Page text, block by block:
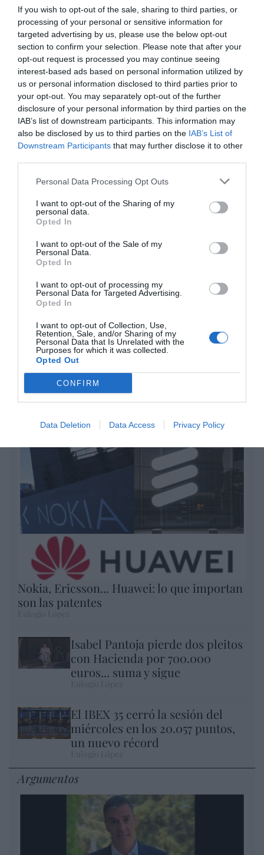
If you wish to opt-out of the sale, sharing to third parties, or
processing of your personal or sensitive information for
targeted advertising by us, please use the below opt-out
section to confirm your selection. Please note that after your
opt-out request is processed you may continue seeing
interest-based ads based on personal information utilized by
us or personal information disclosed to third parties prior to
your opt-out. You may separately opt-out of the further
disclosure of your personal information by third parties on the
IAB’s list of downstream participants. This information may
also be disclosed by us to third parties on the IAB’s List of
Downstream Participants that may further disclose it to other
Personal Data Processing Opt Outs
I want to opt-out of the Sharing of my
personal data.
Opted In
I want to opt-out of the Sale of my
Personal Data.
Opted In
I want to opt-out of processing my
Personal Data for Targeted Advertising.
Opted In
I want to opt-out of Collection, Use,
Retention, Sale, and/or Sharing of my
Personal Data that Is Unrelated with the
Purposes for which it was collected.
Opted Out
CONFIRM
Data Deletion Data Access Privacy Policy
El ‘gran’ logro del ministro Puente: los
usuarios de tren de alta velocidad caen un
15,5% hasta junio
Cristina Martín 07/08/26 12:37
SOCIEDAD
Ataque cristianófobo en la muy ‘woke’ ciudad
de Nueva York: destrozan una imagen de la
Virgen María
Redacción 07/08/26 11:46
desmontar la falsificación, es un trabajo
cristiano"
por Hispanidad
DIARIO DE LA CORRUPCIÓN SANCHISTA
Diario de la corrupción sanchista. Hazte
Oír se manifiesta delante de La Mareta:
“Pedro Sánchez es un criminal”
por Redacción
Artículos anteriores
Opinión
por Eulogio López
Nokia, Ericsson... Huawei: lo que importan
son las patentes
Isabel Pantoja pierde dos pleitos
con Hacienda por 700.000
euros... suma y sigue
El IBEX 35 cerró la sesión del
miércoles en los 20.057 puntos,
un nuevo récord
Argumentos